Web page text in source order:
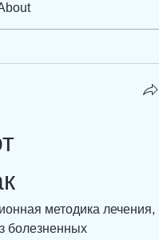
методика лечения,
болезненных